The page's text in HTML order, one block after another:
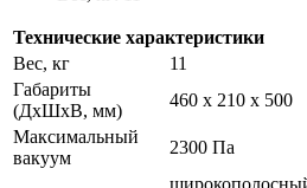
Технические характеристики
Вес, кг
11
Габариты
(ДxШxВ, мм)
460 x 210 x 500
Максимальный
вакуум
2300 Па